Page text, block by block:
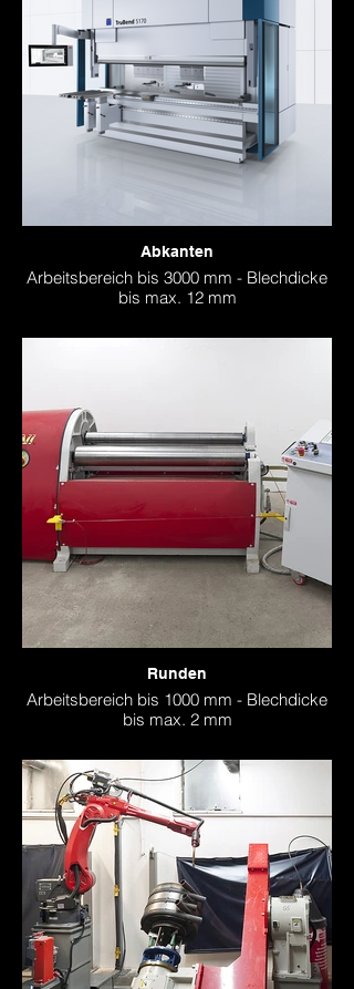
Abkanten
Arbeitsbereich bis 3000 mm - Blechdicke
bis max. 12 mm
Runden
Arbeitsbereich bis 1000 mm - Blechdicke
bis max. 2 mm